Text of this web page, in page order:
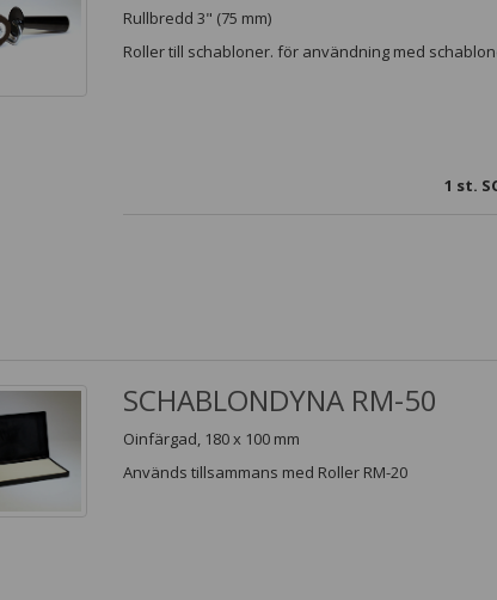
Rullbredd 3" (75 mm)
Roller till schabloner. för användning med
1 st.
SCHABLONDYNA RM-50
Oinfärgad, 180 x 100 mm
Används tillsammans med Roller RM-20